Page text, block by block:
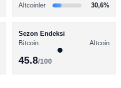
Altcoinler
30,6%
Sezon Endeksi
Bitcoin
Altcoin
45.8/100